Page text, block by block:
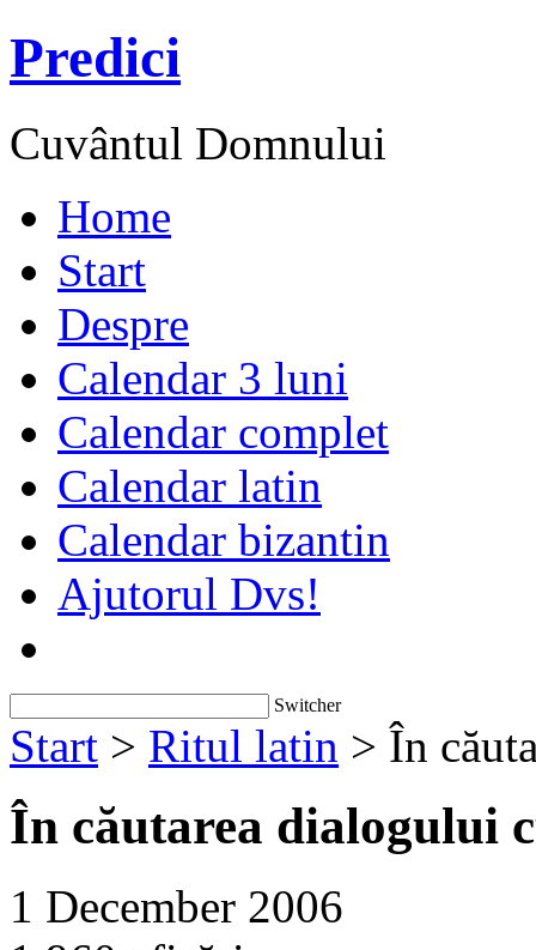
Predici
Cuvântul Domnului
Home
Start
Despre
Calendar 3 luni
Calendar complet
Calendar latin
Calendar bizantin
Ajutorul Dvs!
Switcher
Start > Ritul latin > În
În căutarea dialogului
1 December 2006